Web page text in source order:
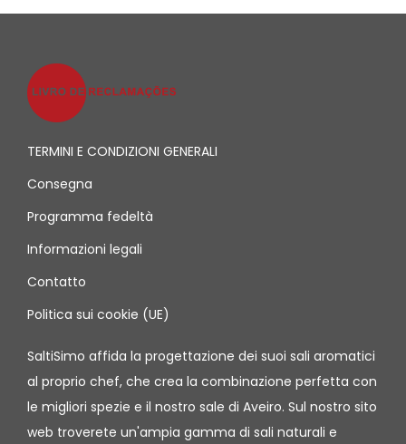
TERMINI E CONDIZIONI GENERALI
Consegna
Programma fedeltà
Informazioni legali
Contatto
Politica sui cookie (UE)
SaltiSimo affida la progettazione dei suoi sali aromatici
al proprio chef, che crea la combinazione perfetta con
le migliori spezie e il nostro sale di Aveiro. Sul nostro sito
web troverete un'ampia gamma di sali naturali e